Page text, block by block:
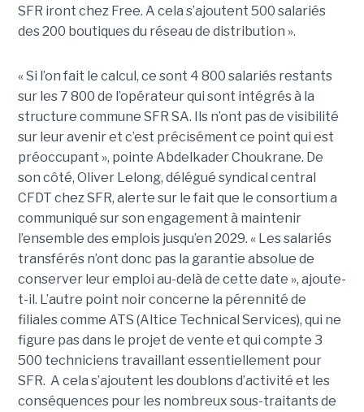
SFR iront chez Free. A cela s’ajoutent 500 salariés
des 200 boutiques du réseau de distribution ».
« Si l’on fait le calcul, ce sont 4 800 salariés restants
sur les 7 800 de l’opérateur qui sont intégrés à la
structure commune SFR SA. Ils n’ont pas de visibilité
sur leur avenir et c’est précisément ce point qui est
préoccupant », pointe Abdelkader Choukrane. De
son côté, Oliver Lelong, délégué syndical central
CFDT chez SFR, alerte sur le fait que le consortium a
communiqué sur son engagement à maintenir
l’ensemble des emplois jusqu’en 2029. « Les salariés
transférés n’ont donc pas la garantie absolue de
conserver leur emploi au-delà de cette date », ajoute-
t-il. L’autre point noir concerne la pérennité de
filiales comme ATS (Altice Technical Services), qui ne
figure pas dans le projet de vente et qui compte 3
500 techniciens travaillant essentiellement pour
SFR. A cela s’ajoutent les doublons d’activité et les
conséquences pour les nombreux sous-traitants de